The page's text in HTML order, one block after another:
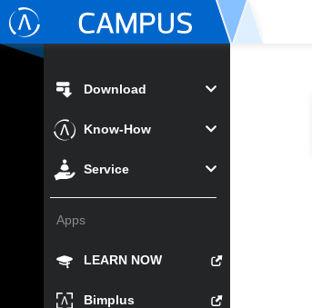
Download
Know-How
Service
Apps
LEARN NOW
Bimplus